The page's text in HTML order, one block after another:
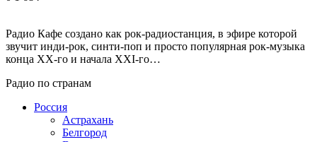
Радио Кафе создано как рок-радиостанция, в эфире которой
звучит инди-рок, синти-поп и просто популярная рок-музыка
конца XX-го и начала XXI-го…
Радио по странам
Россия
Астрахань
Белгород